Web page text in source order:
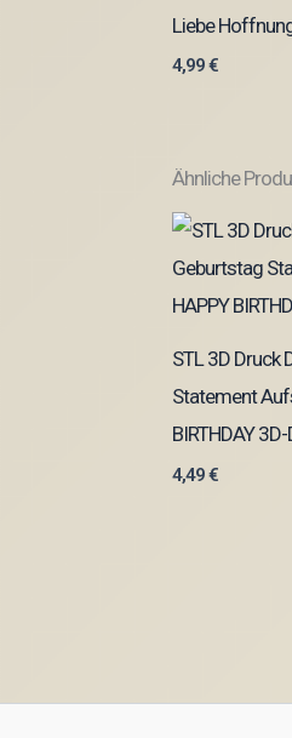
Liebe
4,99€
Ähnliche
STL 3D Druck
Statement
BIRTHDAY
4,49€